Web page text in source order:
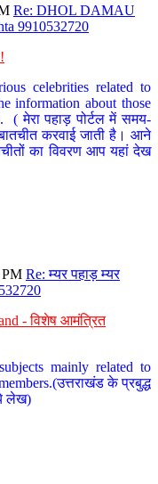
Re: DHOL DAMAU
9910532720
celebrities related to
information about those
( मेरा पहाड़ पोर्टल में समय-
करवाई जाती है। आने
का विवरण आप यहां देख
PM Re: म्यर पहाड़ म्यर
- विशेष आमंत्रित
mainly related to
के प्रबुद्ध
लेख)